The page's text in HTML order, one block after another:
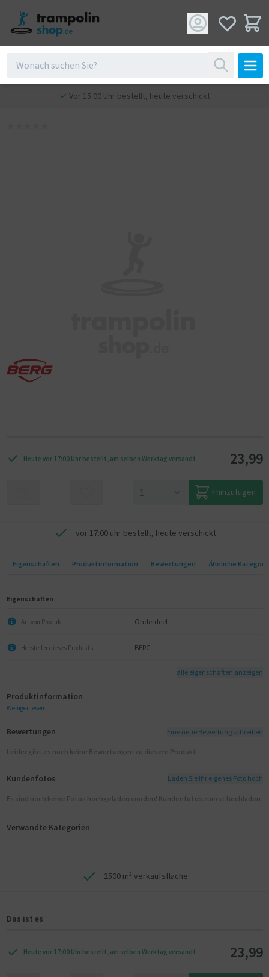
Vor 15:00 Uhr bestellt, heute verschickt
Heute vor 17:00 Uhr bestellt, am selben Werktag versandt 23,99
hinzufügen
vor 17:00 uhr bestellt, heute verschickt
Eigenschaften Produktinformation Bewertungen Ähnliche
Eigenschaften
Art von Produkt Onderdeel
Hersteller dieses Produkts BERG
alle eigenschaften anzeigen
Produktinformation
Weniger lesen
Bewertungen Eine neue Bewertung schreiben
Leider gibt es noch keine Bewertungen zu diesem Produkt
Kundenfotos Laden Sie Ihr eigenes Foto hoch
Es sind noch keine Fotos hochgeladen worden! Kundenfotos zuerst hochladen
Verwandte Kategorien
2500 m² verkaufsfläche
Das ist es
Heute vor 17:00 Uhr bestellt, am selben Werktag versandt 23,99